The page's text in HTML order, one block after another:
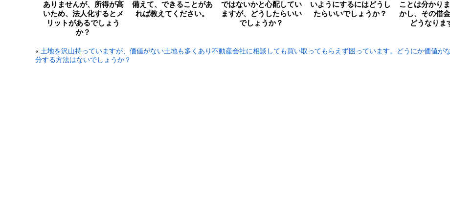
ありませんが、所得が高
いため、法人化するとメ
リットがあるでしょう
か？
備えて、できることがあ
れば教えてください。
ではないかと心配してい
ますが、どうしたらいい
でしょうか？
いようにするにはどうし
たらいいでしょうか？
ことは分かり
かし、その借
どうなりま
« 土地を沢山持っていますが、価値がない土地も多くあり不動産会社に相談しても買い取ってもらえず困っています。どうにか価値が
分する方法はないでしょうか？